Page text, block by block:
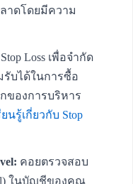
าดโดยมีความ
Loss เพื่อจำกัด
บได้ในการซื้อ
ของการบริหาร
ยนรู้เกี่ยวกับ Stop
คอยตรวจสอบ
ในบัญชีของคุณ